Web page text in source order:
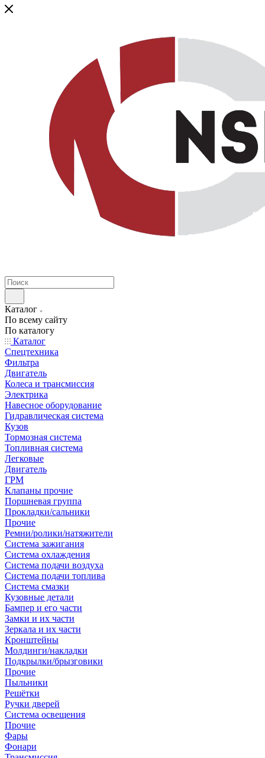
Каталог
По всему сайту
По каталогу
Каталог
Спецтехника
Фильтра
Двигатель
Колеса и трансмиссия
Электрика
Навесное оборудование
Гидравлическая система
Кузов
Тормозная система
Топливная система
Легковые
Двигатель
ГРМ
Клапаны прочие
Поршневая группа
Прокладки/сальники
Прочие
Ремни/ролики/натяжители
Система зажигания
Система охлаждения
Система подачи воздуха
Система подачи топлива
Система смазки
Кузовные детали
Бампер и его части
Замки и их части
Зеркала и их части
Кронштейны
Молдинги/накладки
Подкрылки/брызговики
Прочие
Пыльники
Решётки
Ручки дверей
Система освещения
Прочие
Фары
Фонари